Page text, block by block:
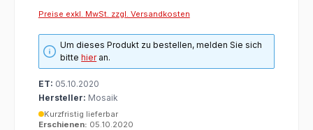
Preise exkl. MwSt. zzgl. Versandkosten
Um dieses Produkt zu bestellen, melden Sie sich
bittehieran.
ET: 05.10.2020
Hersteller: Mosaik
Kurzfristig lieferbar
Erschienen: 05.10.2020